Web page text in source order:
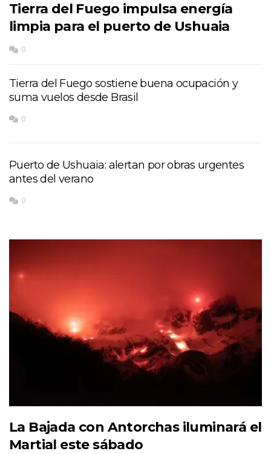
Tierra del Fuego impulsa energía
limpia para el puerto de Ushuaia
0
Tierra del Fuego sostiene buena ocupación y
suma vuelos desde Brasil
0
Puerto de Ushuaia: alertan por obras urgentes
antes del verano
0
La Bajada con Antorchas iluminará el
Martial este sábado